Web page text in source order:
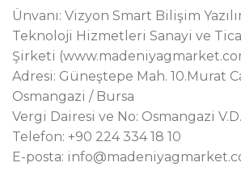
Ünvanı: Vizyon Smart Bilişim
Teknoloji Hizmetleri Sanayi ve
Şirketi
Adresi: Güneştepe Mah. 10.Murat
Osmangazi / Bursa
Vergi Dairesi ve No: Osmangazi V.D.
Telefon: +90 224 334 18 10
E-posta: